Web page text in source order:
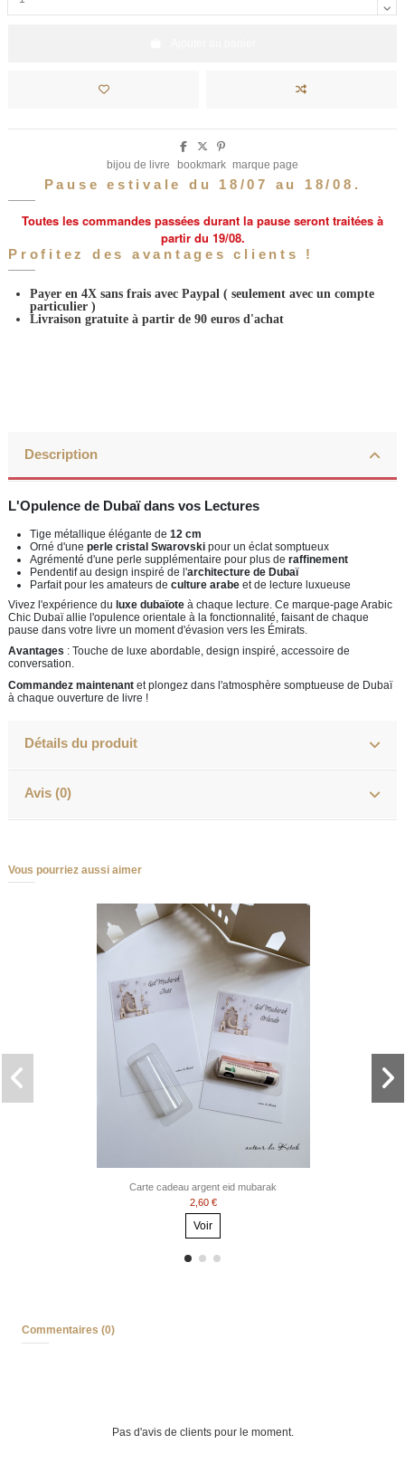
bijou de livre bookmark marque page
Pause estivale du 18/07 au 18/08.
Toutes les commandes passées durant la pause seront traitées à
partir du 19/08.
Profitez des avantages clients !
Payer en 4X sans frais avec Paypal ( seulement avec un compte
particulier )
Livraison gratuite à partir de 90 euros d'achat
Description
L'Opulence de Dubaï dans vos Lectures
Tige métallique élégante de 12 cm
Orné d'une perle cristal Swarovski pour un éclat somptueux
Agrémenté d'une perle supplémentaire pour plus de raffinement
Pendentif au design inspiré de l'architecture de Dubaï
Parfait pour les amateurs de culture arabe et de lecture luxueuse
Vivez l'expérience du luxe dubaïote à chaque lecture. Ce marque-page Arabic
Chic Dubaï allie l'opulence orientale à la fonctionnalité, faisant de chaque
pause dans votre livre un moment d'évasion vers les Émirats.
Avantages : Touche de luxe abordable, design inspiré, accessoire de
conversation.
Commandez maintenant et plongez dans l'atmosphère somptueuse de Dubaï
à chaque ouverture de livre !
Détails du produit
Avis (0)
Vous pourriez aussi aimer
Carte cadeau argent eid mubarak
2,60 €
Voir
Commentaires (0)
Pas d'avis de clients pour le moment.